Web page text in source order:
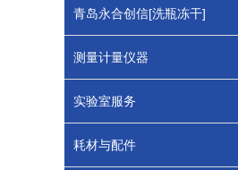
青岛永合创信[洗瓶冻干]
测量计量仪器
实验室服务
耗材与配件